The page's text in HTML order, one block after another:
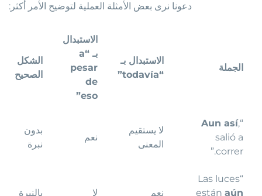
دعونا نرى بعض الأمثلة العملية لتوضيح الأمر أكثر:
الجملة
الاستبدال بـ
“todavía”
الاستبدال
بـ “a
pesar
de
eso”
الشكل
الصحيح
“
Aun así,
salió a
correr.”
لا يستقيم
المعنى
نعم
بدون
نبرة
“Las luces
estánaún
نعم لا بالنبرة